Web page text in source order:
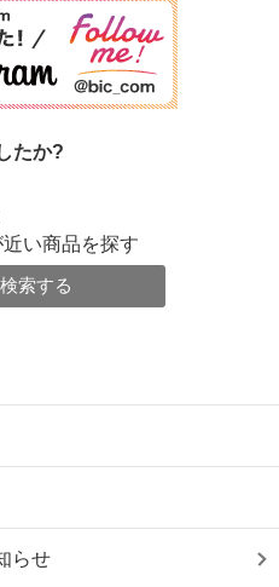
たか?
い商品を探す
検索する
らせ